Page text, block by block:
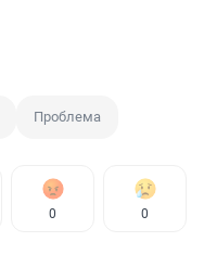
Проблема
0 0